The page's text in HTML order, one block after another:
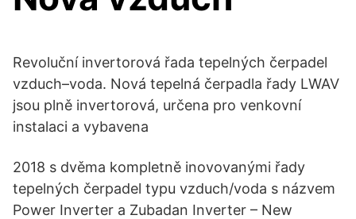
Revoluční invertorová řada tepelných čerpadel
vzduch–voda. Nová tepelná čerpadla řady LWAV
jsou plně invertorová, určena pro venkovní
instalaci a vybavena
2018 s dvěma kompletně inovovanými řady
tepelných čerpadel typu vzduch/voda s názvem
Power Inverter a Zubadan Inverter – New